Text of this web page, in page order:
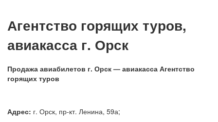
Агентство горящих туров,
авиакасса г. Орск
Продажа авиабилетов г. Орск — авиакасса Агентство
горящих туров
Адрес: г. Орск, пр-кт. Ленина, 59а;